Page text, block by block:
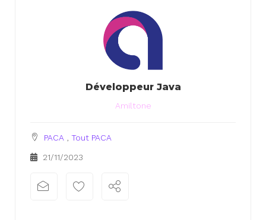
Développeur Java
Amiltone
PACA Tout PACA
21/11/2023
xx xx